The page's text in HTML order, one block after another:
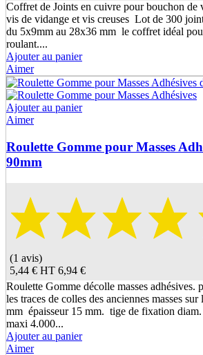
Coffret de Joints en cuivre pour bouchon
vis de vidange et vis creuses Lot de 300
du 5x9mm au 28x36 mm le coffret idéal
roulant....
Ajouter au panier
Aimer
Ajouter au panier
Aimer
Roulette Gomme pour Masses
90mm
(1 avis)
5,44 € HT 6,94 €
Roulette Gomme décolle masses adhésives.
les traces de colles des anciennes masses
mm épaisseur 15 mm. tige de fixation
maxi 4.000...
Ajouter au panier
Aimer